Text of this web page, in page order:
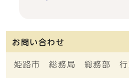
お問い合わせ
姫路市 総務局 総務部 行